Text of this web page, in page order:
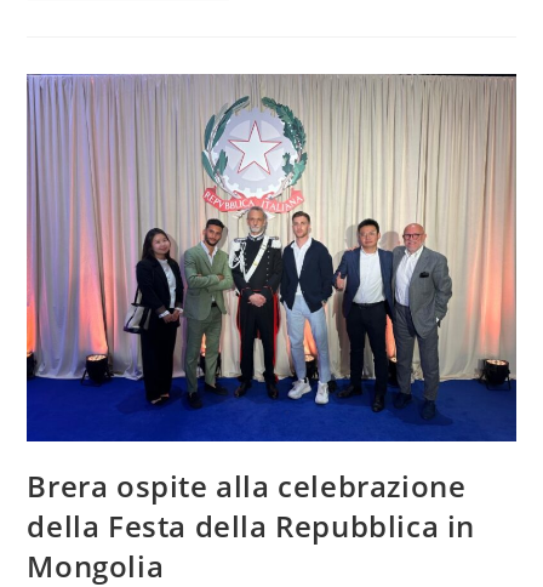
Brera ospite alla celebrazione
della Festa della Repubblica in
Mongolia